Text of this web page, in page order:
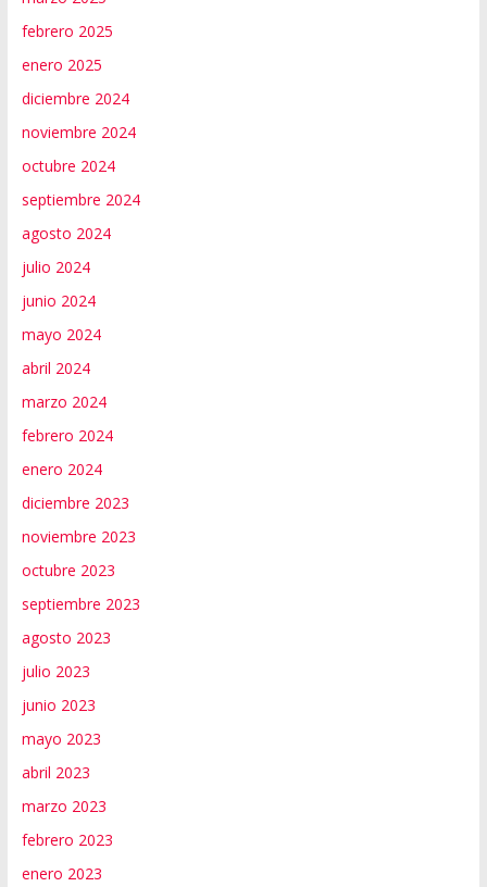
febrero 2025
enero 2025
diciembre 2024
noviembre 2024
octubre 2024
septiembre 2024
agosto 2024
julio 2024
junio 2024
mayo 2024
abril 2024
marzo 2024
febrero 2024
enero 2024
diciembre 2023
noviembre 2023
octubre 2023
septiembre 2023
agosto 2023
julio 2023
junio 2023
mayo 2023
abril 2023
marzo 2023
febrero 2023
enero 2023